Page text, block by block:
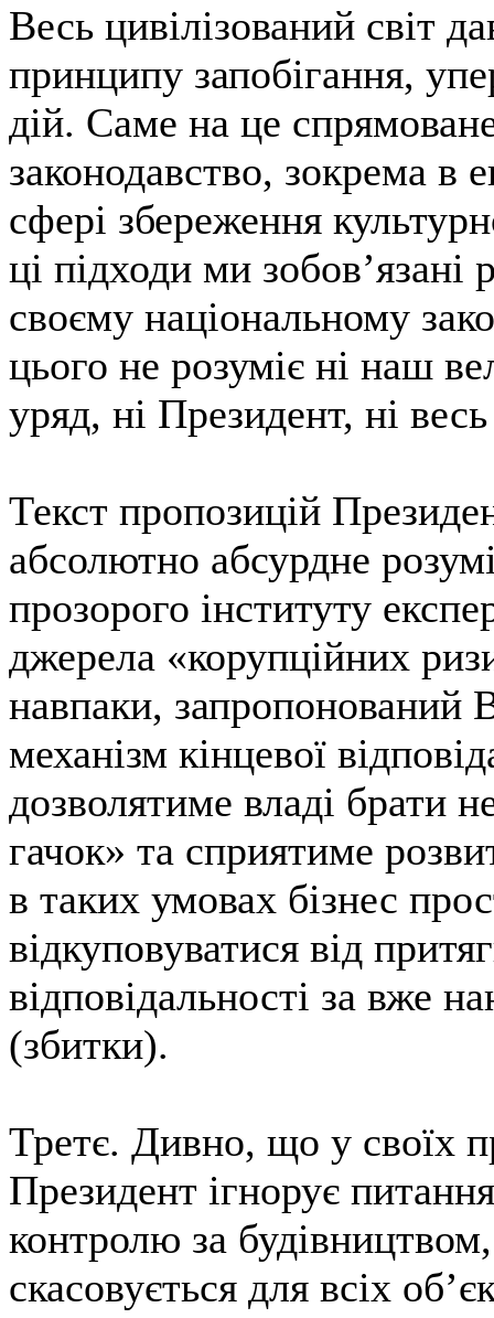
Весь цивілізований світ
принципу запобігання,
дій. Саме на це
законодавство, зокрема в
сфері збереження
ці підходи ми зобов’язані
своєму національному
цього не розуміє ні наш
уряд, ні Президент, ні
Текст пропозицій
абсолютно абсурдне
прозорого інституту
джерела «корупційних
навпаки, запропонований
механізм кінцевої
дозволятиме владі брати
гачок» та сприятиме
в таких умовах бізнес
відкуповуватися від
відповідальності за вже
(збитки).
Третє. Дивно, що у своїх
Президент ігнорує
контролю за
скасовується для всіх